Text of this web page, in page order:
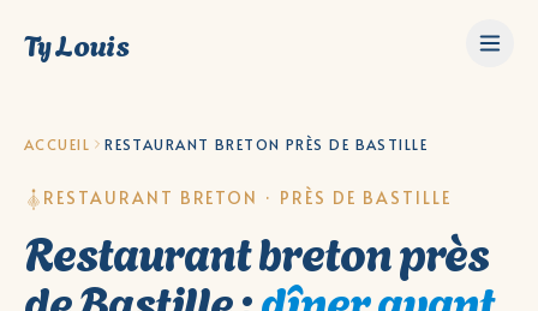
Ty Louis
ACCUEIL RESTAURANT BRETON PRÈS DE BASTILLE
RESTAURANT BRETON · PRÈS DE BASTILLE
Restaurant breton près